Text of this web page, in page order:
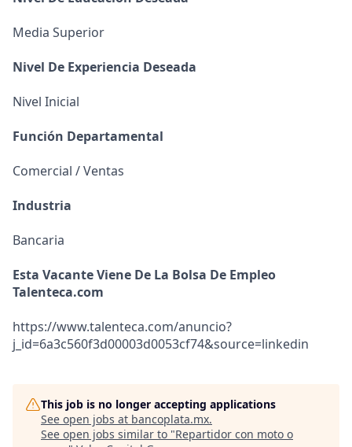
Media Superior
Nivel De Experiencia Deseada
Nivel Inicial
Función Departamental
Comercial / Ventas
Industria
Bancaria
Esta Vacante Viene De La Bolsa De Empleo
Talenteca.com
https://www.talenteca.com/anuncio?
j_id=6a3c560f3d00003d0053cf74&source=linkedin
This job is no longer accepting applications
See open jobs at bancoplata.mx.
See open jobs similar to "Repartidor con moto o